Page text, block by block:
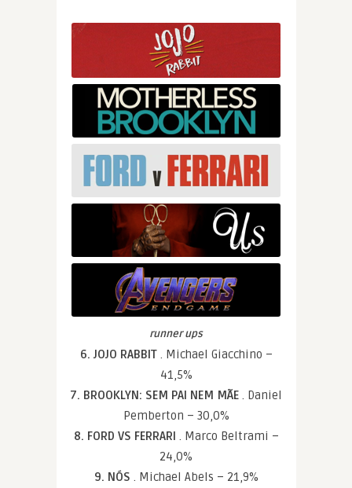
runner ups
6. JOJO RABBIT . Michael Giacchino –
41,5%
7. BROOKLYN: SEM PAI NEM MÃE . Daniel
Pemberton – 30,0%
8. FORD VS FERRARI . Marco Beltrami –
24,0%
9. NÓS . Michael Abels – 21,9%